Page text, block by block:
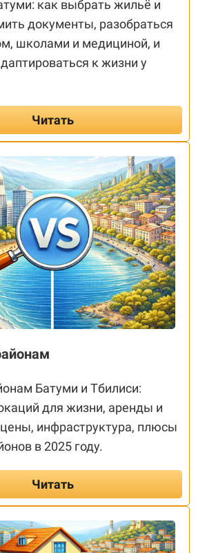
как выбрать жильё и
документы, разобраться
школами и медициной, и
к жизни у
Читать
Батуми и Тбилиси:
для жизни, аренды и
инфраструктура, плюсы
в 2025 году.
Читать